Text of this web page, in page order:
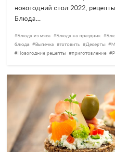
новогодний стол 2022,
Блюда…
Блюда из мяса Блюда на праздник
блюда
Выпечка готовить Десерты
Новогодние рецепты
приготовление